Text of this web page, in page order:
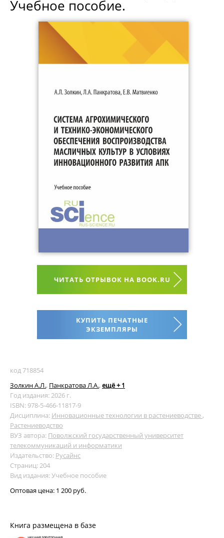
Учебное пособие.
ЧИТАТЬ ОТРЫВОК НА BOOK.RU
КУПИТЬ ПЕЧАТНЫЕ
ЭКЗЕМПЛЯРЫ
код 718854
Золкин А.Л., Панкратова Л.А., ещё + 1
Год издания: 2026 г.
ISBN: 978-5-466-11817-9
Дисциплина: Инновационные технологии в растениеводстве ,
Растениеводство
ВУЗ автора: Поволжский государственный университет
телекоммуникаций и информатики
Издательство: Русайнс
Страниц: 204
Вид издания: Учебное пособие
Оптовая цена: 1 200 руб.
Книга размещена в базе